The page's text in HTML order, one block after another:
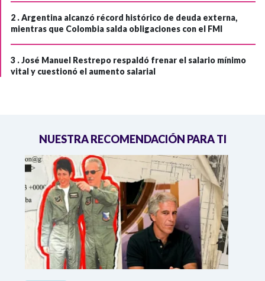
2 .Argentina alcanzó récord histórico de deuda externa,
mientras que Colombia salda obligaciones con el FMI
3 .José Manuel Restrepo respaldó frenar el salario mínimo
vital y cuestionó el aumento salarial
NUESTRA RECOMENDACIÓN PARA TI